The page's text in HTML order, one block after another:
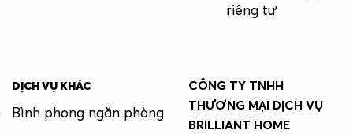
riêng tư
DỊCH VỤ KHÁC
Bình phong ngăn phòng
CÔNG TY TNHH
THƯƠNG MẠI DỊCH VỤ
BRILLIANT HOME